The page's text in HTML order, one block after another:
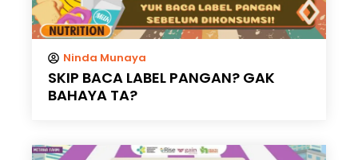
Ninda Munaya
SKIP BACA LABEL PANGAN? GAK
BAHAYA TA?